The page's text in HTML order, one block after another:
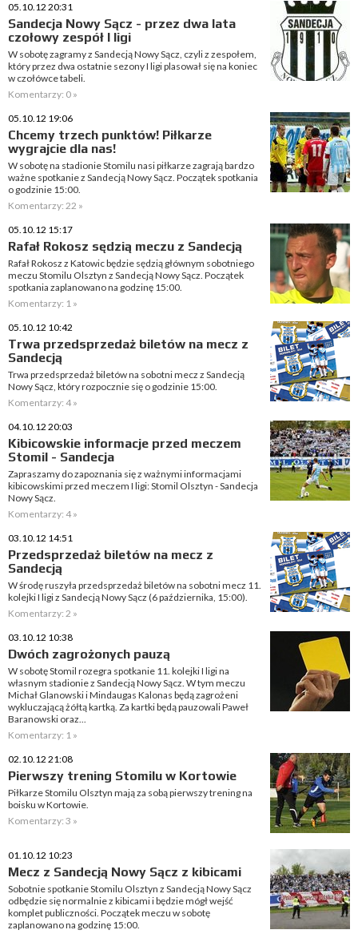
05.10.12 20:31
Sandecja Nowy Sącz - przez dwa lata
czołowy zespół I ligi
W sobotę zagramy z Sandecją Nowy Sącz, czyli z zespołem,
który przez dwa ostatnie sezony I ligi plasował się na koniec
w czołówce tabeli.
Komentarzy: 0 »
05.10.12 19:06
Chcemy trzech punktów! Piłkarze
wygrajcie dla nas!
W sobotę na stadionie Stomilu nasi piłkarze zagrają bardzo
ważne spotkanie z Sandecją Nowy Sącz. Początek spotkania
o godzinie 15:00.
Komentarzy: 22 »
05.10.12 15:17
Rafał Rokosz sędzią meczu z Sandecją
Rafał Rokosz z Katowic będzie sędzią głównym sobotniego
meczu Stomilu Olsztyn z Sandecją Nowy Sącz. Początek
spotkania zaplanowano na godzinę 15:00.
Komentarzy: 1 »
05.10.12 10:42
Trwa przedsprzedaż biletów na mecz z
Sandecją
Trwa przedsprzedaż biletów na sobotni mecz z Sandecją
Nowy Sącz, który rozpocznie się o godzinie 15:00.
Komentarzy: 4 »
04.10.12 20:03
Kibicowskie informacje przed meczem
Stomil - Sandecja
Zapraszamy do zapoznania się z ważnymi informacjami
kibicowskimi przed meczem I ligi: Stomil Olsztyn - Sandecja
Nowy Sącz.
Komentarzy: 4 »
03.10.12 14:51
Przedsprzedaż biletów na mecz z
Sandecją
W środę ruszyła przedsprzedaż biletów na sobotni mecz 11.
kolejki I ligi z Sandecją Nowy Sącz (6 października, 15:00).
Komentarzy: 2 »
03.10.12 10:38
Dwóch zagrożonych pauzą
W sobotę Stomil rozegra spotkanie 11. kolejki I ligi na
własnym stadionie z Sandecją Nowy Sącz. W tym meczu
Michał Glanowski i Mindaugas Kalonas będą zagrożeni
wykluczającą żółtą kartką. Za kartki będą pauzowali Paweł
Baranowski oraz...
Komentarzy: 1 »
02.10.12 21:08
Pierwszy trening Stomilu w Kortowie
Piłkarze Stomilu Olsztyn mają za sobą pierwszy trening na
boisku w Kortowie.
Komentarzy: 3 »
01.10.12 10:23
Mecz z Sandecją Nowy Sącz z kibicami
Sobotnie spotkanie Stomilu Olsztyn z Sandecją Nowy Sącz
odbędzie się normalnie z kibicami i będzie mógł wejść
komplet publiczności. Początek meczu w sobotę
zaplanowano na godzinę 15:00.